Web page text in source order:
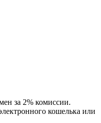
за 2% комиссии.
кошелька или